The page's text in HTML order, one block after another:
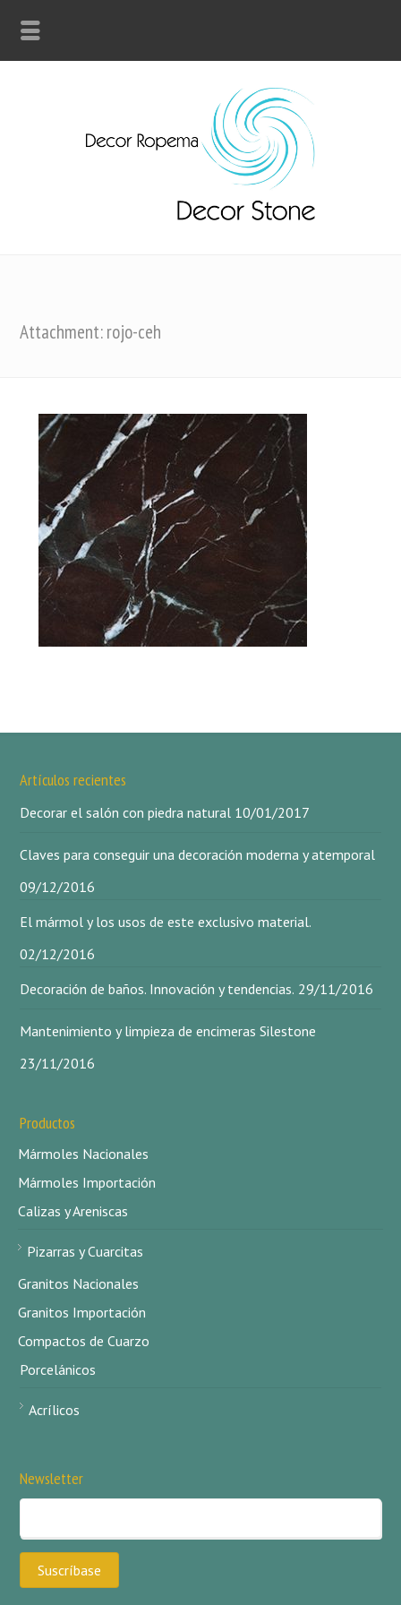
Attachment: rojo-ceh
Artículos recientes
Decorar el salón con piedra natural 10/01/2017
Claves para conseguir una decoración moderna y atemporal
09/12/2016
El mármol y los usos de este exclusivo material.
02/12/2016
Decoración de baños. Innovación y tendencias. 29/11/2016
Mantenimiento y limpieza de encimeras Silestone
23/11/2016
Productos
Mármoles Nacionales
Mármoles Importación
Calizas y Areniscas
Pizarras y Cuarcitas
Granitos Nacionales
Granitos Importación
Compactos de Cuarzo
Porcelánicos
Acrílicos
Newsletter